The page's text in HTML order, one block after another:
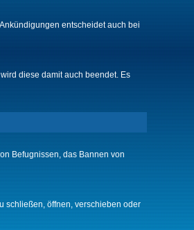
entscheidet auch bei
diese damit auch beendet. Es
Befugnissen, das Bannen von
schließen, öffnen, verschieben oder